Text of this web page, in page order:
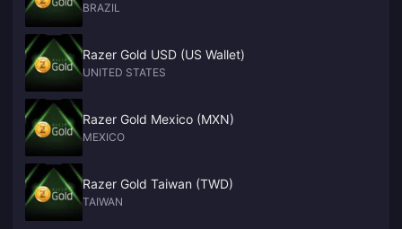
BRAZIL
Razer Gold USD (US Wallet)
UNITED STATES
Razer Gold Mexico (MXN)
MEXICO
Razer Gold Taiwan (TWD)
TAIWAN